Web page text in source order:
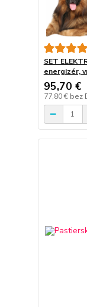
SET
energizér,
95,70 €
77,80 € bez